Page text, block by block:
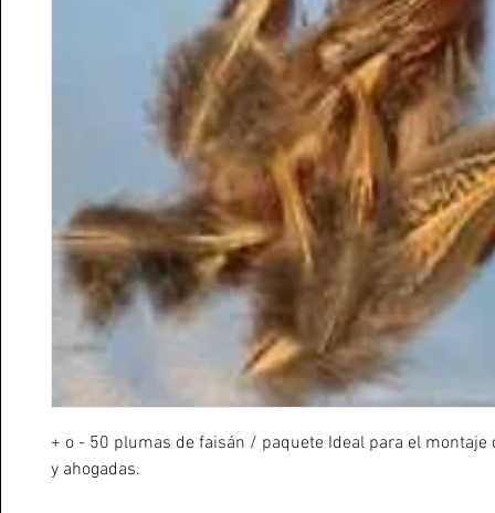
+ o - 50 plumas de faisán / paquete Ideal para el montaje
y ahogadas.